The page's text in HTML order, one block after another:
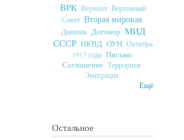
ВРК Вермахт Верховный
Совет Вторая мировая
Дневник Договор МИД
СССР НКВД ОУН Октябрь
1917 года Письмо
Соглашение Терроризм
Эмиграция
Ещё
Остальное